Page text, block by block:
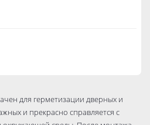
для герметизации дверных и
и прекрасно справляется с